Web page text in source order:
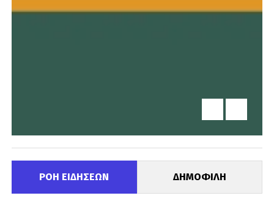
ΡΟΗ ΕΙΔΗΣΕΩΝ ΔΗΜΟΦΙΛΗ